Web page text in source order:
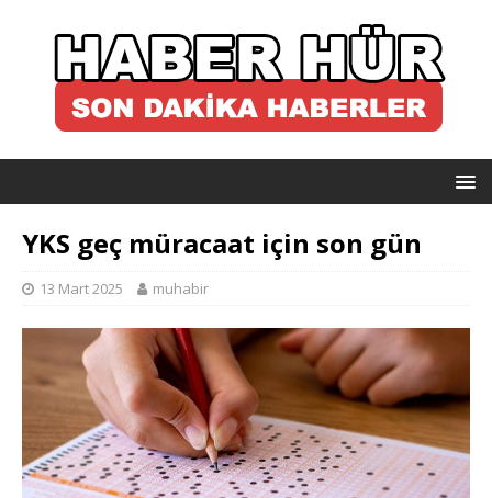
YKS geç müracaat için son gün
13 Mart 2025 muhabir